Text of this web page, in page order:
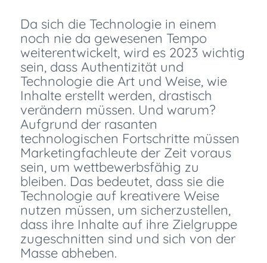
Da sich die Technologie in einem
noch nie da gewesenen Tempo
weiterentwickelt, wird es 2023 wichtig
sein, dass Authentizität und
Technologie die Art und Weise, wie
Inhalte erstellt werden, drastisch
verändern müssen. Und warum?
Aufgrund der rasanten
technologischen Fortschritte müssen
Marketingfachleute der Zeit voraus
sein, um wettbewerbsfähig zu
bleiben. Das bedeutet, dass sie die
Technologie auf kreativere Weise
nutzen müssen, um sicherzustellen,
dass ihre Inhalte auf ihre Zielgruppe
zugeschnitten sind und sich von der
Masse abheben.